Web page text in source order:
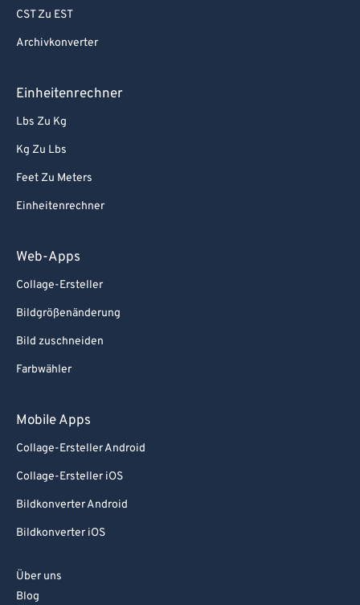
CST Zu EST
Archivkonverter
Einheitenrechner
Lbs Zu Kg
Kg Zu Lbs
Feet Zu Meters
Einheitenrechner
Web-Apps
Collage-Ersteller
Bildgrößenänderung
Bild zuschneiden
Farbwähler
Mobile Apps
Collage-Ersteller Android
Collage-Ersteller iOS
Bildkonverter Android
Bildkonverter iOS
Über uns
Blog